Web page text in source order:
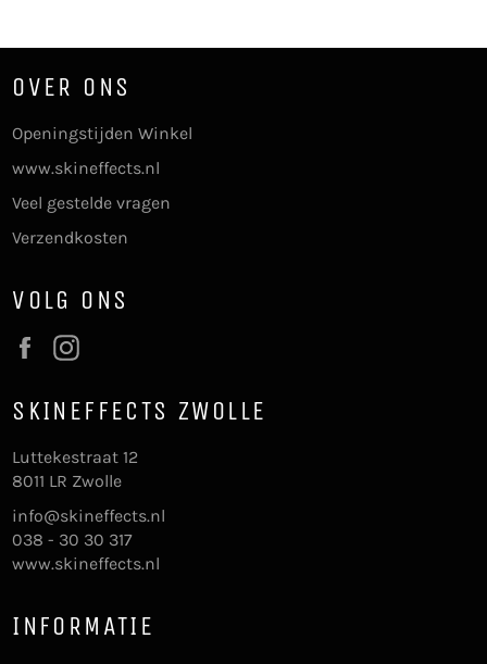
OVER ONS
Openingstijden Winkel
www.skineffects.nl
Veel gestelde vragen
Verzendkosten
VOLG ONS
Facebook
SKINEFFECTS ZWOLLE
Luttekestraat 12
8011 LR Zwolle
info@skineffects.nl
038 - 30 30 317
www.skineffects.nl
INFORMATIE